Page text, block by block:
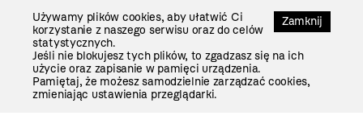
Zamknij
Używamy plików cookies, aby ułatwić Ci
korzystanie z naszego serwisu oraz do celów
statystycznych.
Jeśli nie blokujesz tych plików, to zgadzasz się na ich
użycie oraz zapisanie w pamięci urządzenia.
Pamiętaj, że możesz samodzielnie zarządzać cookies,
zmieniając ustawienia przeglądarki.